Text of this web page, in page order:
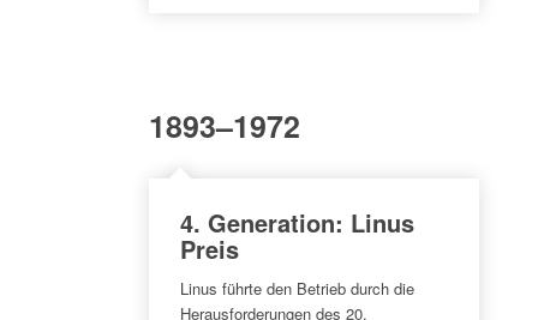
1893–1972
4. Generation: Linus
Preis
Linus führte den Betrieb durch die
Herausforderungen des 20.